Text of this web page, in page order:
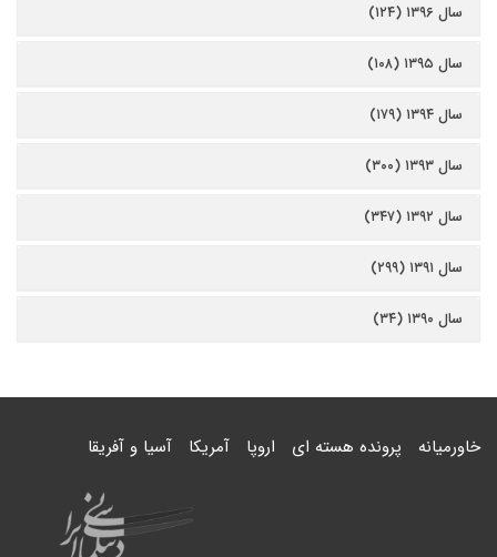
سال ۱۳۹۶ (۱۲۴)
سال ۱۳۹۵ (۱۰۸)
سال ۱۳۹۴ (۱۷۹)
سال ۱۳۹۳ (۳۰۰)
سال ۱۳۹۲ (۳۴۷)
سال ۱۳۹۱ (۲۹۹)
سال ۱۳۹۰ (۳۴)
خاورمیانه پرونده هسته ای اروپا آمریکا آسیا و آفریقا